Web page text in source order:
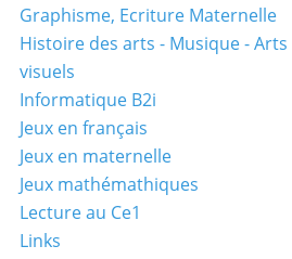
Graphisme, Ecriture Maternelle
Histoire des arts - Musique - Arts
visuels
Informatique B2i
Jeux en français
Jeux en maternelle
Jeux mathémathiques
Lecture au Ce1
Links